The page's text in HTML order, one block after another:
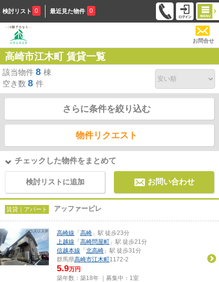
検討リスト 0 最近見た物件 0
お問合せ
高崎市江木町 賃貸一覧
該当物件 8 棟
空き数 8 件
さらに条件を絞り込む
物件リクエスト
チェックした物件をまとめて
検討リストに追加 お問い合わせ
賃貸｜アパート アッファービレ
高崎線 「 高崎 」駅 徒歩23分
上越線 「 高崎問屋町 」駅 徒歩21分
信越本線 「 北高崎 」駅 徒歩31分
群馬県高崎市江木町1172‐2
5.9万円
築年数：築18年 ｜募集中： 1室